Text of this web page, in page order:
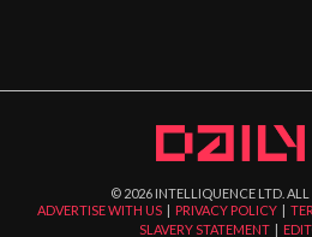
© 2026 INTELLIQUENCE LTD. ALL
ADVERTISE WITH US | PRIVACY POLICY |
SLAVERY STATEMENT|